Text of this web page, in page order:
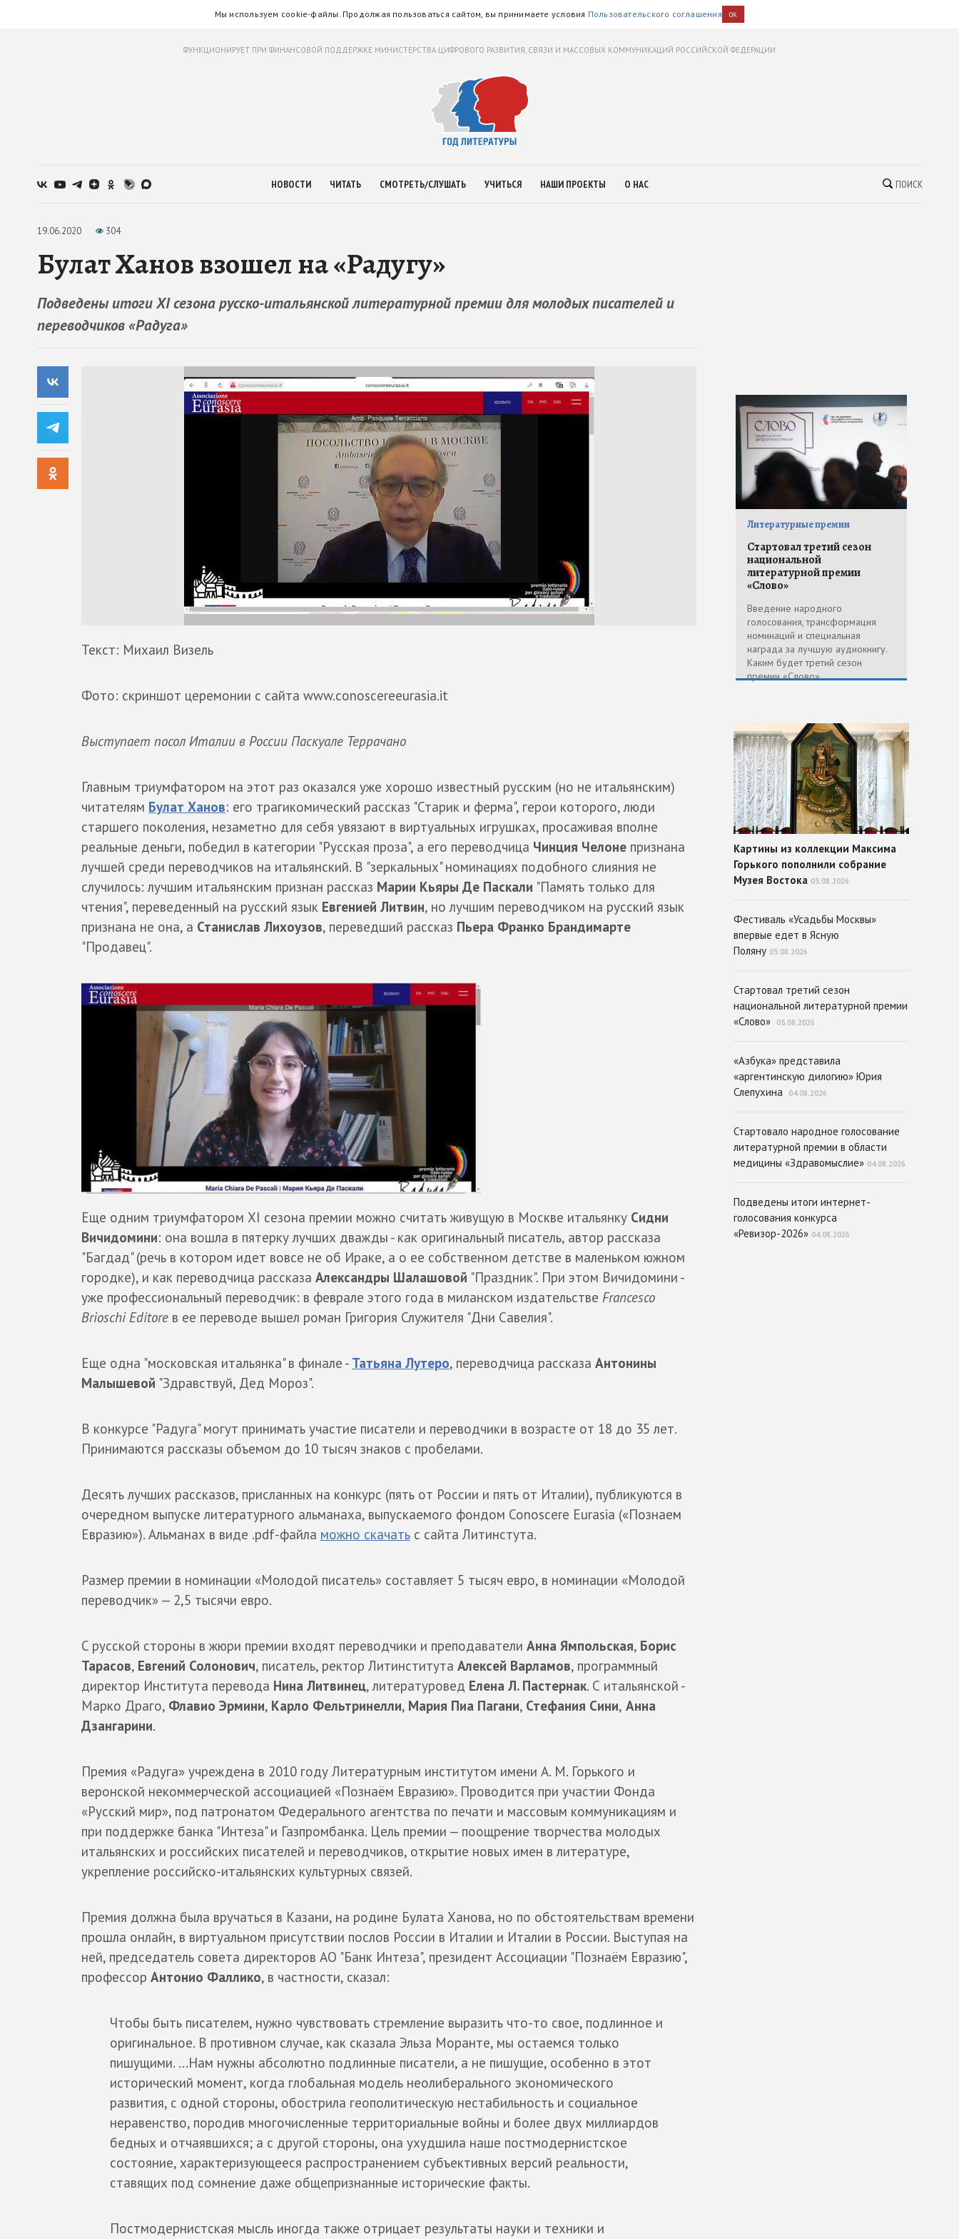
Мы используем cookie-файлы. Продолжая пользоваться сайтом, вы принимаете условия Пользовательского соглашения OK
ФУНКЦИОНИРУЕТ ПРИ ФИНАНСОВОЙ ПОДДЕРЖКЕ МИНИСТЕРСТВА ЦИФРОВОГО РАЗВИТИЯ, СВЯЗИ И МАССОВЫХ КОММУНИКАЦИЙ РОССИЙСКОЙ ФЕДЕРАЦИИ
НОВОСТИ ЧИТАТЬ СМОТРЕТЬ/СЛУШАТЬ УЧИТЬСЯ НАШИ ПРОЕКТЫ О НАС ПОИСК
19.06.2020 304
Булат Ханов взошел на «Радугу»
Подведены итоги XI сезона русско-итальянской литературной премии для молодых писателей и
переводчиков «Радуга»
Текст: Михаил Визель
Фото: скриншот церемонии с сайта www.conoscereeurasia.it
Выступает посол Италии в России Паскуале Террачано
Главным триумфатором на этот раз оказался уже хорошо известный русским (но не итальянским)
читателям Булат Ханов: его трагикомический рассказ "Старик и ферма", герои которого, люди
старшего поколения, незаметно для себя увязают в виртуальных игрушках, просаживая вполне
реальные деньги, победил в категории "Русская проза", а его переводчица Чинция Челоне признана
лучшей среди переводчиков на итальянский. В "зеркальных" номинациях подобного слияния не
случилось: лучшим итальянским признан рассказ Марии Кьяры Де Паскали "Память только для
чтения", переведенный на русский язык Евгенией Литвин, но лучшим переводчиком на русский язык
признана не она, а Станислав Лихоузов, переведший рассказ Пьера Франко Брандимарте
"Продавец".
Еще одним триумфатором XI сезона премии можно считать живущую в Москве итальянку Сидни
Вичидомини: она вошла в пятерку лучших дважды - как оригинальный писатель, автор рассказа
"Багдад" (речь в котором идет вовсе не об Ираке, а о ее собственном детстве в маленьком южном
городке), и как переводчица рассказа Александры Шалашовой "Праздник". При этом Вичидомини -
уже профессиональный переводчик: в феврале этого года в миланском издательстве Francesco
Brioschi Editore в ее переводе вышел роман Григория Служителя "Дни Савелия".
Еще одна "московская итальянка" в финале - Татьяна Лутеро, переводчица рассказа Антонины
Малышевой "Здравствуй, Дед Мороз".
В конкурсе "Радуга" могут принимать участие писатели и переводчики в возрасте от 18 до 35 лет.
Принимаются рассказы объемом до 10 тысяч знаков с пробелами.
Десять лучших рассказов, присланных на конкурс (пять от России и пять от Италии), публикуются в
очередном выпуске литературного альманаха, выпускаемого фондом Conoscere Eurasia («Познаем
Евразию»). Альманах в виде .pdf-файла можно скачать с сайта Литинстута.
Размер премии в номинации «Молодой писатель» составляет 5 тысяч евро, в номинации «Молодой
переводчик» — 2,5 тысячи евро.
C pyccкoй стороны в жюри премии входят переводчики и преподаватели Анна Ямпольская, Борис
Тарасов, Евгений Солонович, писатель, ректор Литинститута Алексей Варламов, программный
директор Института перевода Нина Литвинец, литературовед Елена Л. Пастернак. С итальянской -
Марко Драго, Флавио Эрмини, Карло Фельтринелли, Мария Пиа Пагани, Стефания Сини, Анна
Дзангарини.
Премия «Радуга» учреждена в 2010 году Литературным институтом имени А. М. Горького и
веронской некоммерческой ассоциацией «Познаём Евразию». Проводится при участии Фонда
«Русский мир», под патронатом Федерального агентства по печати и массовым коммуникациям и
при поддержке банка "Интеза" и Газпромбанка. Цель премии — поощрение творчества молодых
итальянских и российских писателей и переводчиков, открытие новых имен в литературе,
укрепление российско-итальянских культурных связей.
Премия должна была вручаться в Казани, на родине Булата Ханова, но по обстоятельствам времени
прошла онлайн, в виртуальном присутствии послов России в Италии и Италии в России. Выступая на
ней, председатель совета директоров АО "Банк Интеза", президент Ассоциации "Познаём Евразию",
профессор Антонио Фаллико, в частности, сказал:
Чтобы быть писателем, нужно чувствовать стремление выразить что-то свое, подлинное и
оригинальное. В противном случае, как сказала Эльза Моранте, мы остаемся только
пишущими. ...Нам нужны абсолютно подлинные писатели, а не пишущие, особенно в этот
исторический момент, когда глобальная модель неолиберального экономического
развития, с одной стороны, обострила геополитическую нестабильность и социальное
неравенство, породив многочисленные территориальные войны и более двух миллиардов
бедных и отчаявшихся; а с другой стороны, она ухудшила наше постмодернистское
состояние, характеризующееся распространением субъективных версий реальности,
ставящих под сомнение даже общепризнанные исторические факты.
Постмодернистская мысль иногда также отрицает результаты науки и техники и
Литературные премии
Стартовал третий сезон
национальной
литературной премии
«Слово»
Введение народного
голосования, трансформация
номинаций и специальная
награда за лучшую аудиокнигу.
Каким будет третий сезон
премии «Слово»
Картины из коллекции Максима
Горького пополнили собрание
Музея Востока 05.08.2026
Фестиваль «Усадьбы Москвы»
впервые едет в Ясную
Поляну 05.08.2026
Стартовал третий сезон
национальной литературной премии
«Слово»
05.08.2026
«Азбука» представила
«аргентинскую дилогию» Юрия
Слепухина
04.08.2026
Стартовало народное голосование
литературной премии в области
медицины «Здравомыслие» 04.08.2026
Подведены итоги интернет-
голосования конкурса
«Ревизор-2026» 04.08.2026